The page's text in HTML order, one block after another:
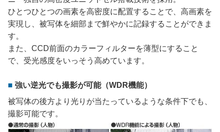
ひとつひとつの画素を高密度に配置することで、高画素を
実現し、被写体を細部まで鮮やかに記録することができま
す。
また、CCD前面のカラーフィルターを薄型にすること
で、受光感度をいっそう高めています。
強い逆光でも撮影が可能（WDR機能）
被写体の後方より光りが当たっているような条件下でも、
撮影可能です。